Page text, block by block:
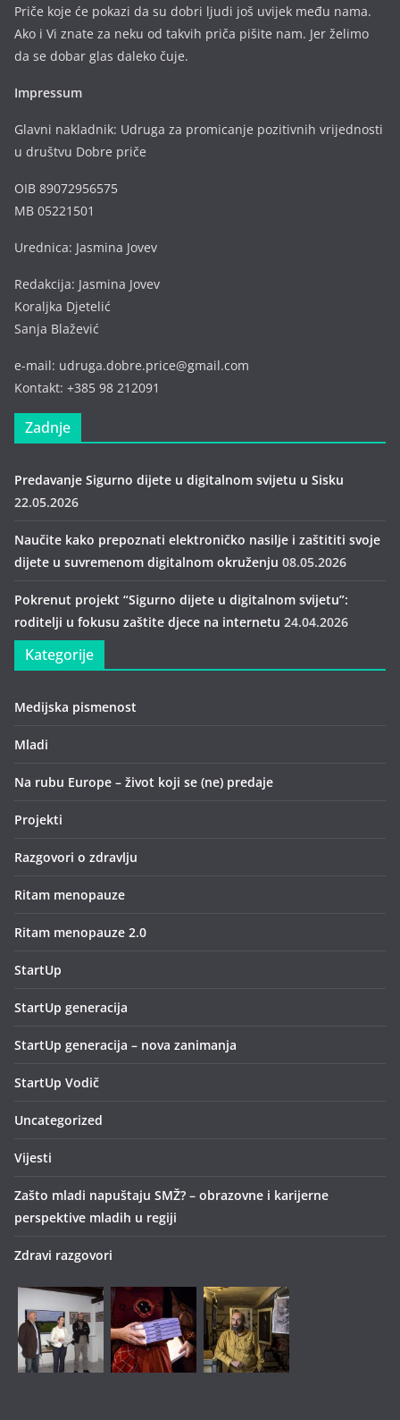
Priče koje će pokazi da su dobri ljudi još uvijek među nama.
Ako i Vi znate za neku od takvih priča pišite nam. Jer želimo
da se dobar glas daleko čuje.
Impressum
Glavni nakladnik: Udruga za promicanje pozitivnih vrijednosti
u društvu Dobre priče
OIB 89072956575
MB 05221501
Urednica: Jasmina Jovev
Redakcija: Jasmina Jovev
Koraljka Djetelić
Sanja Blažević
e-mail: udruga.dobre.price@gmail.com
Kontakt: +385 98 212091
Zadnje
Predavanje Sigurno dijete u digitalnom svijetu u Sisku
22.05.2026
Naučite kako prepoznati elektroničko nasilje i zaštititi svoje
dijete u suvremenom digitalnom okruženju 08.05.2026
Pokrenut projekt “Sigurno dijete u digitalnom svijetu”:
roditelji u fokusu zaštite djece na internetu 24.04.2026
Kategorije
Medijska pismenost
Mladi
Na rubu Europe – život koji se (ne) predaje
Projekti
Razgovori o zdravlju
Ritam menopauze
Ritam menopauze 2.0
StartUp
StartUp generacija
StartUp generacija – nova zanimanja
StartUp Vodič
Uncategorized
Vijesti
Zašto mladi napuštaju SMŽ? – obrazovne i karijerne
perspektive mladih u regiji
Zdravi razgovori